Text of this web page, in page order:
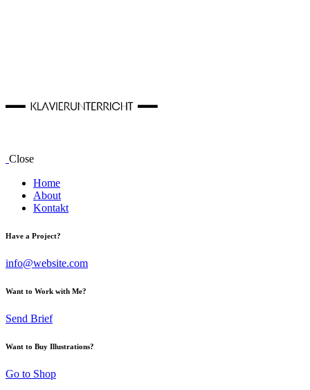
Close
Home
About
Kontakt
Have a Project?
info@website.com
Want to Work with Me?
Send Brief
Want to Buy Illustrations?
Go to Shop